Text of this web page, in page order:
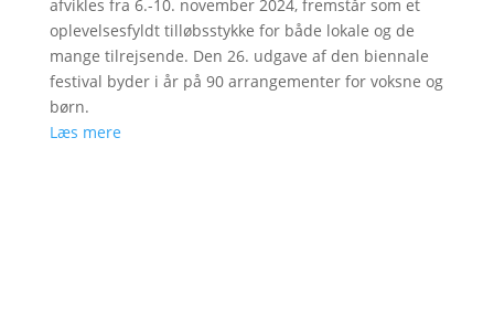
afvikles fra 6.-10. november 2024, fremstår som et
oplevelsesfyldt tilløbsstykke for både lokale og de
mange tilrejsende. Den 26. udgave af den biennale
festival byder i år på 90 arrangementer for voksne og
børn.
Læs mere